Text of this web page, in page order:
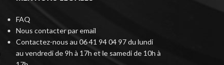
FAQ
Nous contacter par email
Contactez-nous au 06 41 94 04 97 du lundi
au vendredi de 9h à 17h et le samedi de 10h à